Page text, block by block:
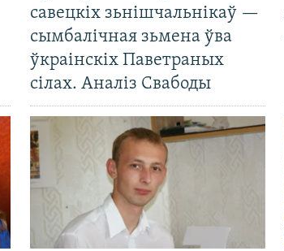
савецкіх зьнішчальнікаў —
сымбалічная зьмена ўва
ўкраінскіх Паветраных
сілах. Аналіз Свабоды